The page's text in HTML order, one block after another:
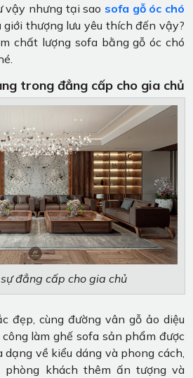
vậy nhưng tại sao sofa gỗ óc chó
giới thượng lưu yêu thích đến vậy?
chất lượng sofa bằng gỗ óc chó
trong đẳng cấp cho gia chủ
đẳng cấp cho gia chủ
đẹp, cùng đường vân gỗ ảo diệu
làm ghế sofa sản phẩm được
về kiểu dáng và phong cách,
phòng khách thêm ấn tượng và